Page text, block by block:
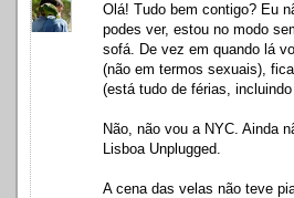
Olá! Tudo bem contigo? Eu
podes ver, estou no modo
sofá. De vez em quando lá
(não em termos sexuais),
(está tudo de férias,
Não, não vou a NYC. Ainda
Lisboa Unplugged.
A cena das velas não teve